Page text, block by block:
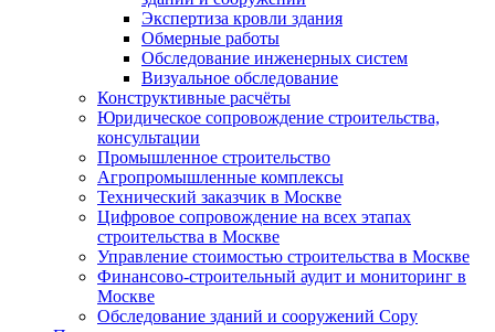
Экспертиза кровли здания
Обмерные работы
Обследование инженерных систем
Визуальное обследование
Конструктивные расчёты
Юридическое сопровождение строительства,
консультации
Промышленное строительство
Агропромышленные комплексы
Технический заказчик в Москве
Цифровое сопровождение на всех этапах
строительства в Москве
Управление стоимостью строительства в Москве
Финансово-строительный аудит и мониторинг в
Москве
Обследование зданий и сооружений Copy